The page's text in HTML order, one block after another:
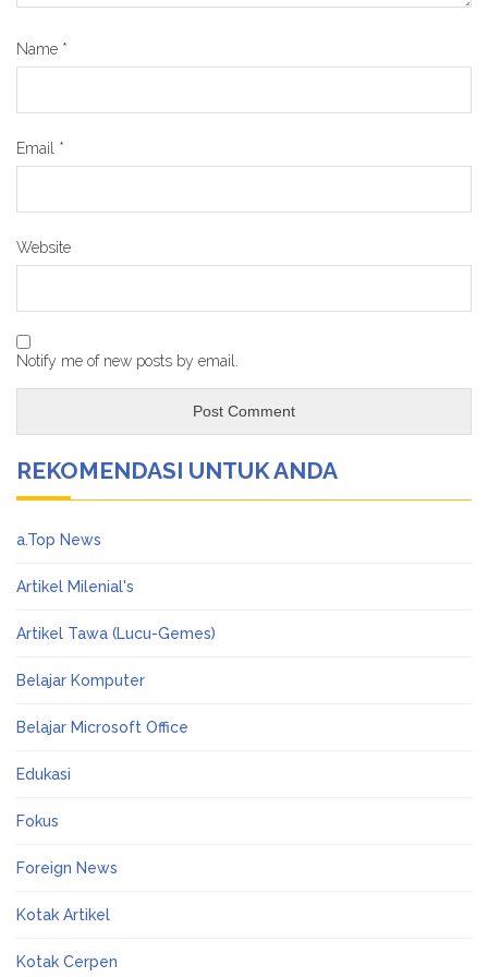
Name *
Email *
Website
Notify me of new posts by email.
REKOMENDASI UNTUK ANDA
a.Top News
Artikel Milenial's
Artikel Tawa (Lucu-Gemes)
Belajar Komputer
Belajar Microsoft Office
Edukasi
Fokus
Foreign News
Kotak Artikel
Kotak Cerpen